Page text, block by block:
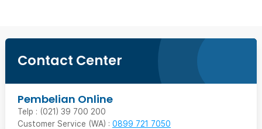
Contact Center
Pembelian Online
Telp : (021) 39 700 200
Customer Service (WA) : 0899 721 7050